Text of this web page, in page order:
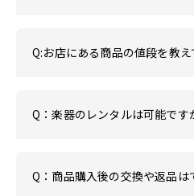
Q:お店にある商品の値段を教
Q：楽器のレンタルは可能です
Q：商品購入後の交換や返品は